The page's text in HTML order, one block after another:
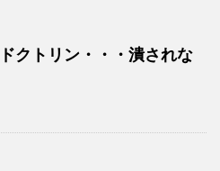
クトリン・・・潰されな